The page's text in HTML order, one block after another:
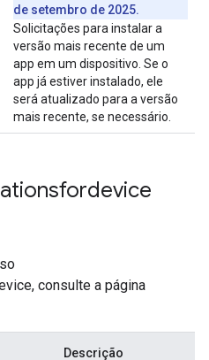
de setembro de 2025.
Solicitações para instalar a
versão mais recente de um
app em um dispositivo. Se o
app já estiver instalado, ele
será atualizado para a versão
mais recente, se necessário.
consulte a página
Descrição